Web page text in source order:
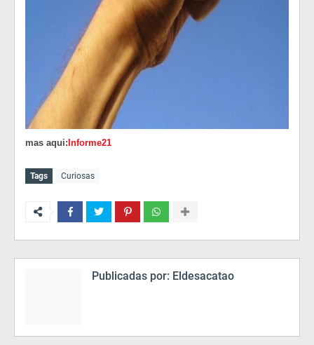
mas aqui: Informe21
Tags Curiosas
Publicadas por: Eldesacatao